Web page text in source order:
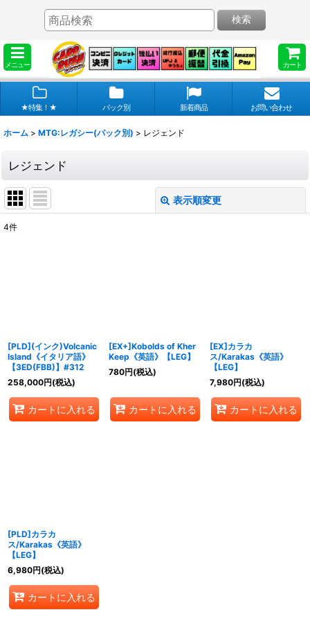
メニュー カート
検索
★特集！★ パック別 新着商品 お問い合わせ
ホーム > MTG:レガシー(パック別) > レジェンド
レジェンド
表示順変更
4件
[PLD](インク)Volcanic
Island《イタリア語》
【3ED(FBB)】#312
258,000円(税込)
カートに入れる
[EX+]Kobolds of Kher
Keep《英語》【LEG】
780円(税込)
カートに入れる
[EX]カラカ
ス/Karakas《英語》
【LEG】
7,980円(税込)
カートに入れる
[PLD]カラカ
ス/Karakas《英語》
【LEG】
6,980円(税込)
カートに入れる